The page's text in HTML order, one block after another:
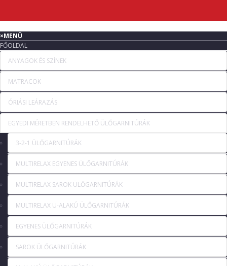
×MENÜ
FŐOLDAL
ANYAGOK ÉS SZÍNEK
MATRACOK
ÓRIÁSI LEÁRAZÁS
EGYEDI MÉRETBEN RENDELHETŐ ÜLŐGARNITÚRÁK
3-2-1 ÜLŐGARNITÚRÁK
MULTIRELAX EGYENES ÜLŐGARNITÚRÁK
MULTIRELAX SAROK ÜLŐGARNITÚRÁK
MULTIRELAX U-ALAKÚ ÜLŐGARNITÚRÁK
EGYENES ÜLŐGARNITÚRÁK
SAROK ÜLŐGARNITÚRÁK